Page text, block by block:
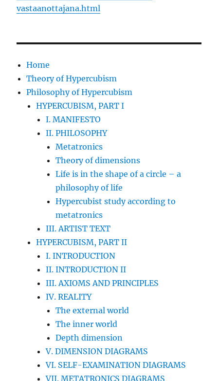
vastaanottajana.html
Home
Theory of Hypercubism
Philosophy of Hypercubism
HYPERCUBISM, PART I
I. MANIFESTO
II. PHILOSOPHY
Metatronics
Theory of dimensions
Life is in the shape of a circle – a
philosophy of life
Hypercubist study according to
metatronics
III. ARTIST TEXT
HYPERCUBISM, PART II
I. INTRODUCTION
II. INTRODUCTION II
III. AXIOMS AND PRINCIPLES
IV. REALITY
The external world
The inner world
Depth dimension
V. DIMENSION DIAGRAMS
VI. SELF-EXAMINATION DIAGRAMS
VII. METATRONICS DIAGRAMS